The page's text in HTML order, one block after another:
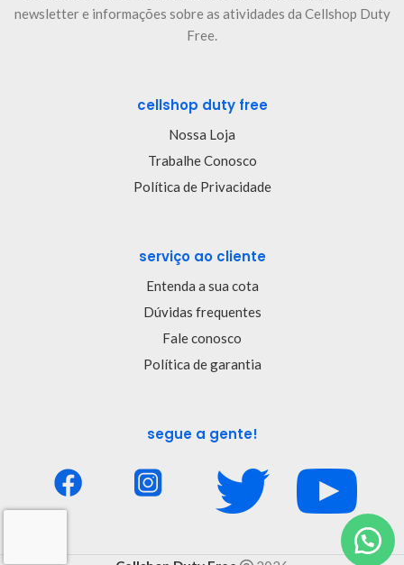
newsletter e informações sobre as atividades da Cellshop Duty
Free.
cellshop duty free
Nossa Loja
Trabalhe Conosco
Política de Privacidade
serviço ao cliente
Entenda a sua cota
Dúvidas frequentes
Fale conosco
Política de garantia
segue a gente!